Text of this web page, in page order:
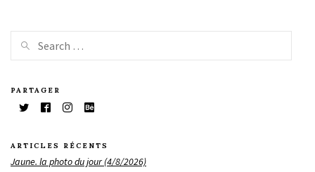
PARTAGER
ARTICLES RÉCENTS
Jaune. la photo du jour (4/8/2026)